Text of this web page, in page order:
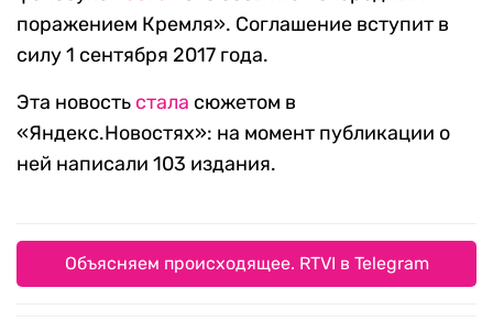
поражением Кремля». Соглашение вступит в
силу 1 сентября 2017 года.
Эта новость стала сюжетом в
«Яндекс.Новостях»: на момент публикации о
ней написали 103 издания.
Объясняем происходящее. RTVI в Telegram